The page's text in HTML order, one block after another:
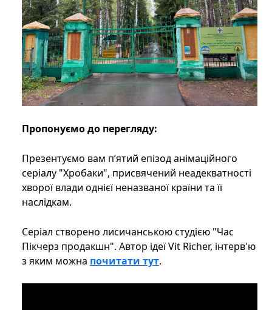
Пропонуємо до перегляду:
Презентуємо вам п’ятий епізод анімаційного
серіалу "Хробаки", присвячений неадекватності
хворої влади однієї неназваної країни та її
наслідкам.
Серіал створено лисичанською студією "Час
Пікчерз продакшн". Автор ідеї Vit Richer, інтерв'ю
з яким можна почитати тут.